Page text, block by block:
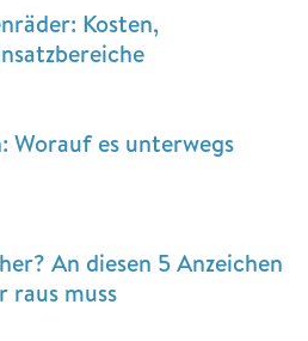
Kosten,
Worauf es unterwegs
An diesen 5 Anzeichen
raus muss